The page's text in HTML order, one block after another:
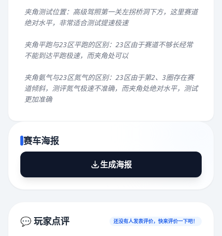
夹角测试位置：高级驾照第一关左拐桥洞下方，这里赛道
绝对水平，非常适合测试提速极速
夹角平跑与23区平跑的区别：23区由于赛道不够长经常
不能到达平跑极速，而夹角处可以
夹角氨气与23区氮气的区别：23区由于第2、3圈存在赛
道倾斜，测评氮气极速不准确，而夹角处绝对水平，测试
更加准确
赛车海报
生成海报
💬 玩家点评 还没有人发表评价，快来评价一下吧！